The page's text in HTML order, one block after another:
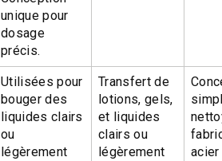
unique pour
dosage
précis.
Utilisées pour
bouger des
liquides clairs
ou
légèrement
Transfert de
lotions, gels,
et liquides
clairs ou
légèrement